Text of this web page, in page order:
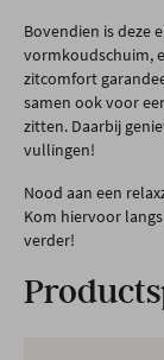
Bovendien is deze
vormkoudschuim,
zitcomfort
samen ook voor
zitten. Daarbij
vullingen!
Nood aan een
Kom hiervoor
verder!